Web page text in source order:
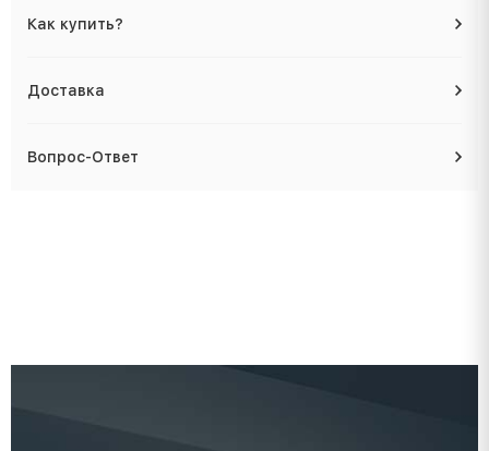
Как купить?
Доставка
Вопрос-Ответ